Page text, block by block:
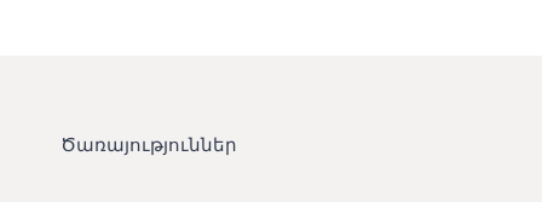
Ծառայություններ